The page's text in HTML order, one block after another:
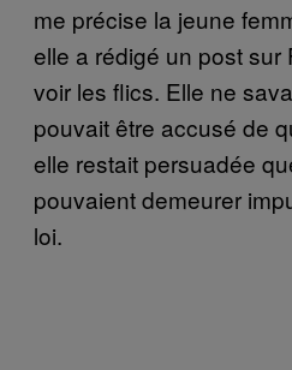
me précise la jeune
elle a rédigé un post sur
voir les flics. Elle ne
pouvait être accusé de
elle restait persuadée
pouvaient demeurer
loi.